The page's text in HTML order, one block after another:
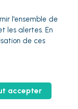
l'ensemble de
les alertes. En
de ces
accepter